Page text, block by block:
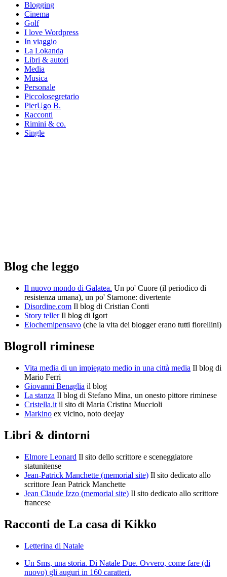
Blogging
Cinema
Golf
I love Wordpress
In viaggio
La Lokanda
Libri & autori
Media
Musica
Personale
Piccolosegretario
PierUgo B.
Racconti
Rimini & co.
Single
Blog che leggo
Il nuovo mondo di Galatea. Un po' Cuore (il periodico di
resistenza umana), un po' Starnone: divertente
Disordine.com Il blog di Cristian Conti
Story tellerIl blog di Igort
Eiochemipensavo (che la vita dei blogger erano tutti fiorellini)
Blogroll riminese
Vita media di un impiegato medio in una città media Il blog di
Mario Ferri
Giovanni Benaglia il blog
La stanza Il blog di Stefano Mina, un onesto pittore riminese
Cristella.it il sito di Maria Cristina Muccioli
Markino ex vicino, noto deejay
Libri & dintorni
Elmore Leonard Il sito dello scrittore e sceneggiatore
statunitense
Jean-Patrick Manchette (memorial site) Il sito dedicato allo
scrittore Jean Patrick Manchette
Jean Claude Izzo (memorial site) Il sito dedicato allo scrittore
francese
Racconti de La casa di Kikko
Letterina di Natale
Un Sms, una storia. Di Natale Due. Ovvero, come fare (di
nuovo) gli auguri in 160 caratteri.